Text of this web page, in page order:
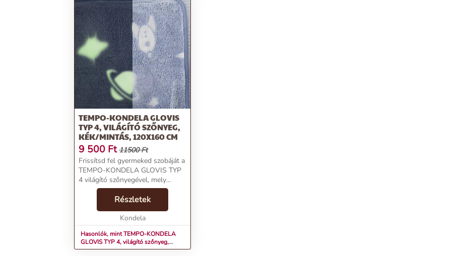
TEMPO-KONDELA GLOVIS
TYP 4, VILÁGÍTÓ SZŐNYEG,
KÉK/MINTÁS, 120X160 CM
9 500 Ft 11500 Ft
Frissítsd fel gyermeked szobáját a
TEMPO-KONDELA GLOVIS TYP
4 világító szőnyegével, mely
egyben dekoratív és praktikus
is.Termékjellemzők:Anyag: Kiváló
minőségű 100%
Részletek
Kondela
Hasonlók, mint TEMPO-KONDELA
GLOVIS TYP 4, világító szőnyeg,
kék/mintás, 120x160 cm